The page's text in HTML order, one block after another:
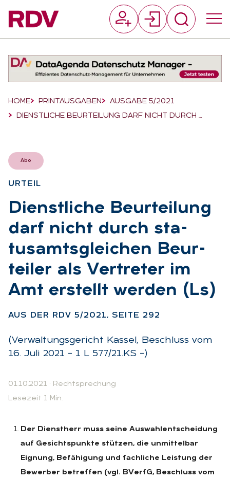
Breadcrumb-Navigation
HOME PRINTAUSGABEN
AUSGABE 5/2021
DIENSTLICHE BEURTEILUNG DARF NICHT DURCH …
Abo
UR­TEIL
:Dienst­li­che Be­ur­tei­lung
darf nicht durch sta­
tusamts­glei­chen Be­ur­
tei­ler als Ver­tre­ter im
Amt er­stellt wer­den (Ls)
AUS DER RDV 5/2021, SEI­TE 292
(Verwaltungsgericht Kassel, Beschluss vom
16. Juli 2021 – 1 L 577/21.KS –)
01.10.2021 · Rechtsprechung
Lesezeit 1 Min.
Der Dienstherr muss seine Auswahlentscheidung
auf Gesichtspunkte stützen, die unmittelbar
Eignung, Befähigung und fachliche Leistung der
Bewerber betreffen (vgl. BVerfG, Beschluss vom